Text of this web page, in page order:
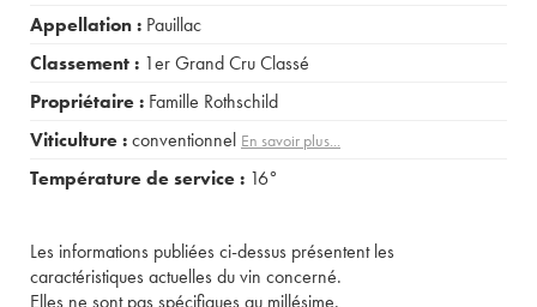
Appellation : Pauillac
Classement : 1er Grand Cru Classé
Propriétaire : Famille Rothschild
Viticulture :conventionnel En savoir plus...
Température de service : 16°
Les informations publiées ci-dessus présentent les
caractéristiques actuelles du vin concerné.
Elles ne sont pas spécifiques au millésime.